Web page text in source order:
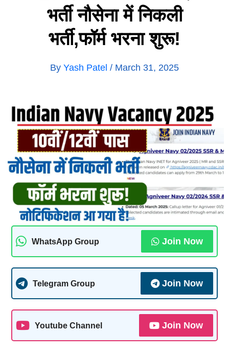
भर्ती नौसेना में निकली
भर्ती,फॉर्म भरना शुरू!
By Yash Patel / March 31, 2025
WhatsApp Group Join Now
Telegram Group Join Now
Youtube Channel Join Now